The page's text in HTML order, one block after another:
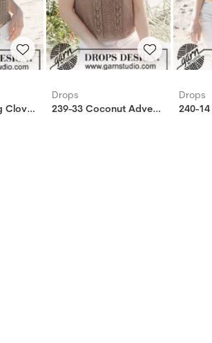
239-28 Charming Clover Top
Drops
239-33 Coconut Adventure Top
Drops